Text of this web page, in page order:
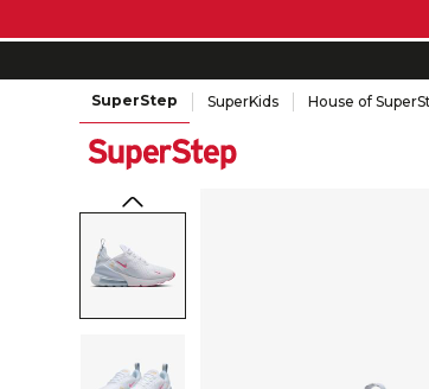
SuperStep
SuperKids House of